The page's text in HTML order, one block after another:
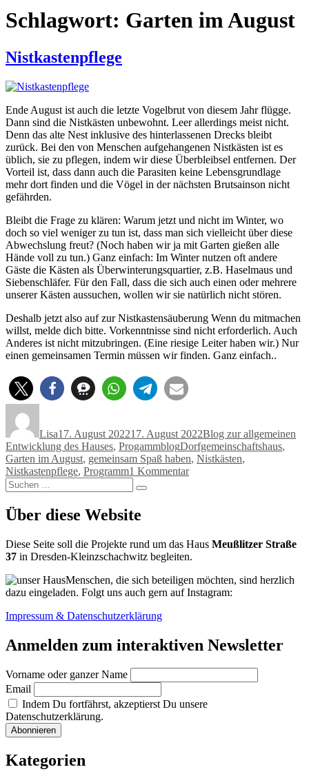
Schlagwort: Garten im August
Nistkastenpflege
Ende August ist auch die letzte Vogelbrut von diesem Jahr flügge.
Dann sind die Nistkästen unbewohnt. Leer allerdings meist nicht.
Denn das alte Nest inklusive des hinterlassenen Drecks bleibt
zurück. Bei den von Menschen aufgehangenen Nistkästen ist es
üblich, sie zu pflegen, indem wir diese Überbleibsel entfernen. Der
Vorteil ist, dass dann auch die Parasiten keine Lebensgrundlage
mehr dort finden und die Vögel in der nächsten Brutsainson nicht
gefährden.
Bleibt die Frage zu klären: Warum jetzt und nicht im Winter, wo
doch so viel weniger zu tun ist, dass man sich vielleicht über diese
Abwechslung freut? (Noch haben wir ja mit Garten gießen alle
Hände voll zu tun.) Ganz einfach: Im Winter nutzen oft andere
Gäste die Kästen als Überwinterungsquartier, z.B. Haselmaus und
Siebenschläfer. Für den Fall, dass die sich auch einen oder mehrere
unserer Kästen aussuchen, wollen wir sie natürlich nicht stören.
Deshalb jetzt also auf zur Nistkastensäuberung Wenn du mitmachen
willst, melde dich bitte. Vorkenntnisse sind nicht erforderlich. Auch
Anderes ist nicht mitzubringen. (Eine riesige Leiter haben wir.) Nur
einen gemeinsamen Termin müssen wir finden. Ganz einfach..
Lisa17. August 202217. August 2022Blog zur allgemeinen
Entwicklung des Hauses, ProgammblogSchlagwörter
Dorfgemeinschaftshaus,
Garten im August, gemeinsam Spaß haben, Nistkästen,
Nistkastenpflege, Programm1 Kommentarzu
Suchen
nach:
Suchen
Über diese Website
Diese Seite soll die Projekte rund um das Haus Meußlitzer Straße
37 in Dresden-Kleinzschachwitz begleiten.
Menschen, die sich beteiligen möchten, sind herzlich
dazu eingeladen. Folgt uns auch gern auf Instagram:
Impressum & Datenschutzerklärung
Anmelden zum interaktiven Newsletter
Vorname oder ganzer Name
Email
Indem Du fortfährst, akzeptierst Du unsere
Datenschutzerklärung.
Kategorien